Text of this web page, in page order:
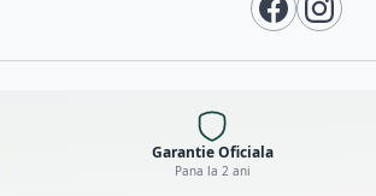
Garantie Oficiala
Pana la 2 ani